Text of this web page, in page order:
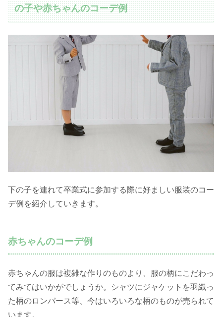
の子や赤ちゃんのコーデ例
下の子を連れて卒業式に参加する際に好ましい服装のコー
デ例を紹介していきます。
赤ちゃんのコーデ例
赤ちゃんの服は複雑な作りのものより、服の柄にこだわっ
てみてはいかがでしょうか。シャツにジャケットを羽織っ
た柄のロンパース等、今はいろいろな柄のものが売られて
います。